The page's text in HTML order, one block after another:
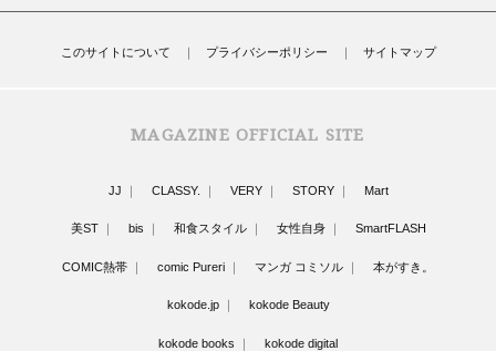
このサイトについて プライバシーポリシー サイトマップ
MAGAZINE OFFICIAL SITE
JJ CLASSY. VERY STORY Mart
美ST bis 和食スタイル 女性自身 SmartFLASH
COMIC熱帯 comic Pureri マンガ コミソル 本がすき。
kokode.jp kokode Beauty
kokode books kokode digital